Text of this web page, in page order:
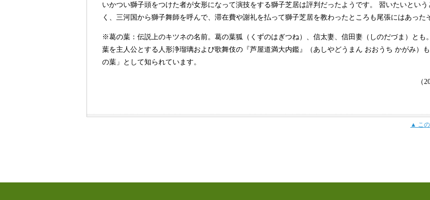
いかつい獅子頭をつけた者が女形になって演技をする獅子芝居は評判だったようです。 習いたいという
く、三河国から獅子舞師を呼んで、滞在費や謝礼を払って獅子芝居を教わったところも尾張にはあった
※葛の葉：伝説上のキツネの名前。葛の葉狐（くずのはぎつね）、信太妻、信田妻（しのだづま）とも
葉を主人公とする人形浄瑠璃および歌舞伎の『芦屋道満大内鑑』（あしやどうまん おおうち かがみ）
の葉」として知られています。
（
▲ こ